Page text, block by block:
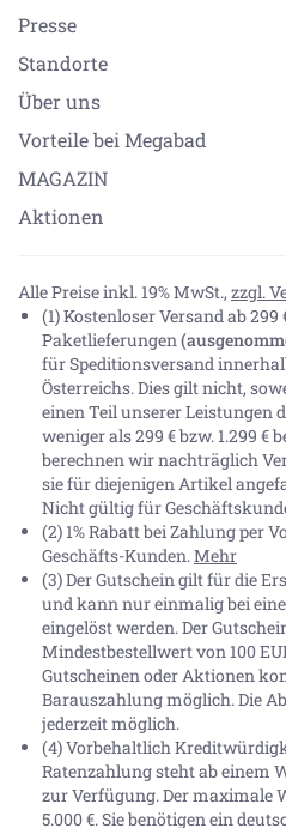
Presse
Standorte
Über uns
Vorteile bei Megabad
MAGAZIN
Aktionen
Alle Preise inkl. 19% MwSt., zzgl.
(1) Kostenloser Versand ab
Paketlieferungen
für Speditionsversand
Österreichs. Dies gilt nicht,
einen Teil unserer Leistungen
weniger als 299 € bzw. 1.299 €
berechnen wir nachträglich
sie für diejenigen Artikel
Nicht gültig für
(2) 1% Rabatt bei Zahlung per
Geschäfts-Kunden.Mehr
(3) Der Gutschein gilt für die
und kann nur einmalig bei
eingelöst werden. Der
Mindestbestellwert von 100
Gutscheinen oder Aktionen
Barauszahlung möglich. Die
jederzeit möglich.
(4) Vorbehaltlich
Ratenzahlung steht ab einem
zur Verfügung. Der maximale
5.000 €. Sie benötigen ein